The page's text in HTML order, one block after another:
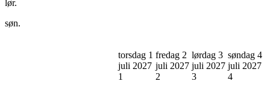
lør.
søn.
torsdag 1
juli 2027
1
fredag 2
juli 2027
2
lørdag 3
juli 2027
3
søndag 4
juli 2027
4